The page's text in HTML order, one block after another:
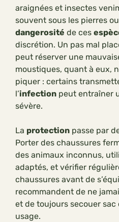
araignées et insectes
souvent sous les pierres
dangerosité de ces
discrétion. Un pas mal
peut réserver une
moustiques, quant à eux,
piquer : certains
l’infection peut entraîner
sévère.
La protection passe par
Porter des chaussures
des animaux inconnus,
adaptés, et vérifier
chaussures avant de
recommandent de ne
et de toujours secouer
usage.